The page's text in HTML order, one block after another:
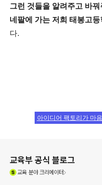
그런 것들을 알려주고 바꿔
네팔에 가는 저희 태봉고
다.
아이디어 팩토리가 마
교육부 공식 블로그
교육분야 크리에이터